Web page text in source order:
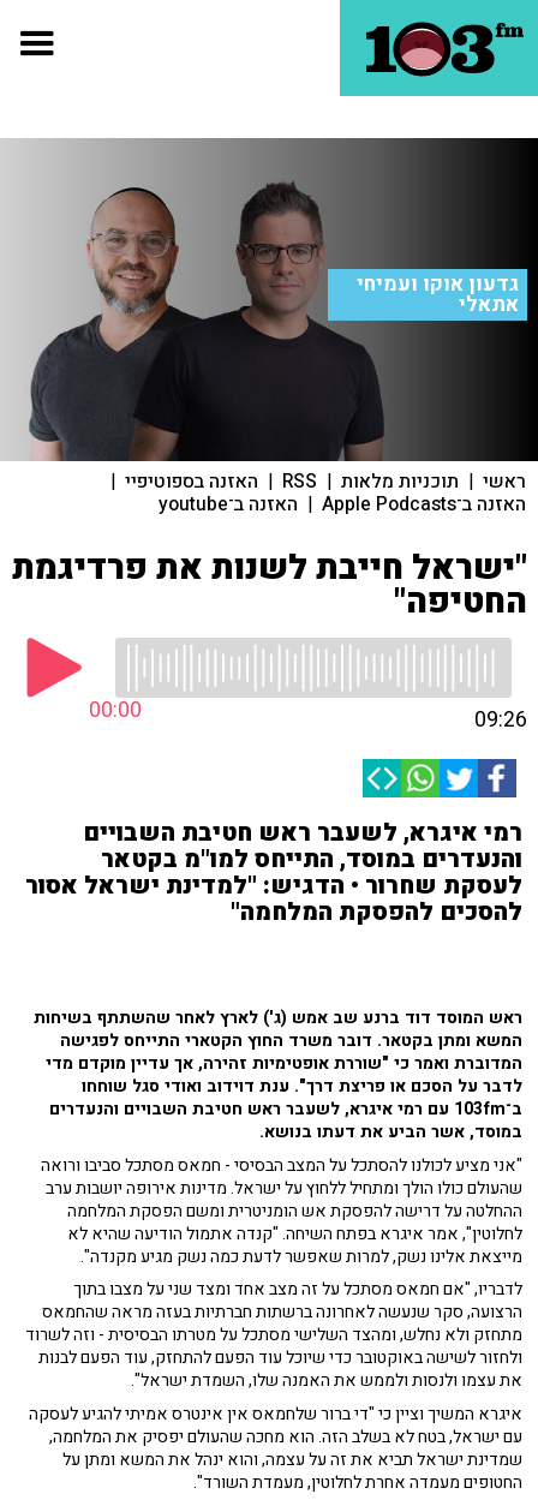
גדעון אוקו ועמיחי
אתאלי
ראשי | תוכניות מלאות |
RSS
| האזנה בספוטיפיי |
האזנה ב־Apple Podcasts | האזנה ב־youtube
"ישראל חייבת לשנות את פרדיגמת
החטיפה"
00:00 09:26
רמי איגרא, לשעבר ראש חטיבת השבויים
והנעדרים במוסד, התייחס למו"מ בקטאר
לעסקת שחרור • הדגיש: "למדינת ישראל אסור
להסכים להפסקת המלחמה"
ראש המוסד דוד ברנע שב אמש (ג') לארץ לאחר שהשתתף בשיחות
המשא ומתן בקטאר. דובר משרד החוץ הקטארי התייחס לפגישה
המדוברת ואמר כי "שוררת אופטימיות זהירה, אך עדיין מוקדם מדי
לדבר על הסכם או פריצת דרך". ענת דוידוב ואודי סגל שוחחו
ב־103fm עם רמי איגרא, לשעבר ראש חטיבת השבויים והנעדרים
במוסד, אשר הביע את דעתו בנושא.
"אני מציע לכולנו להסתכל על המצב הבסיסי - חמאס מסתכל סביבו ורואה
שהעולם כולו הולך ומתחיל ללחוץ על ישראל. מדינות אירופה יושבות ערב
ההחלטה על דרישה להפסקת אש הומניטרית ומשם הפסקת המלחמה
לחלוטין", אמר איגרא בפתח השיחה. "קנדה אתמול הודיעה שהיא לא
מייצאת אלינו נשק, למרות שאפשר לדעת כמה נשק מגיע מקנדה".
לדבריו, "אם חמאס מסתכל על זה מצב אחד ומצד שני על מצבו בתוך
הרצועה, סקר שנעשה לאחרונה ברשתות חברתיות בעזה מראה שהחמאס
מתחזק ולא נחלש, ומהצד השלישי מסתכל על מטרתו הבסיסית - וזה לשרוד
ולחזור לשישה באוקטובר כדי שיוכל עוד הפעם להתחזק, עוד הפעם לבנות
את עצמו ולנסות ולממש את האמנה שלו, השמדת ישראל".
איגרא המשיך וציין כי "די ברור שלחמאס אין אינטרס אמיתי להגיע לעסקה
עם ישראל, בטח לא בשלב הזה. הוא מחכה שהעולם יפסיק את המלחמה,
שמדינת ישראל תביא את זה על עצמה, והוא ינהל את המשא ומתן על
החטופים מעמדה אחרת לחלוטין, מעמדת השורד".